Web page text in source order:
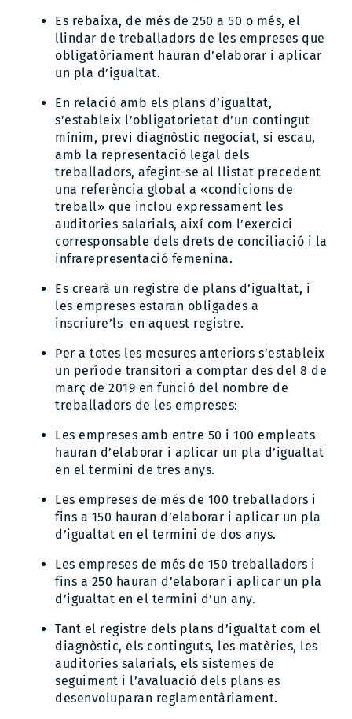
Es rebaixa, de més de 250 a 50 o més, el
llindar de treballadors de les empreses que
obligatòriament hauran d’elaborar i aplicar
un pla d’igualtat.
En relació amb els plans d’igualtat,
s’estableix l’obligatorietat d’un contingut
mínim, previ diagnòstic negociat, si escau,
amb la representació legal dels
treballadors, afegint-se al llistat precedent
una referència global a «condicions de
treball» que inclou expressament les
auditories salarials, així com l’exercici
corresponsable dels drets de conciliació i la
infrarepresentació femenina.
Es crearà un registre de plans d’igualtat, i
les empreses estaran obligades a
inscriure’ls en aquest registre.
Per a totes les mesures anteriors s’estableix
un període transitori a comptar des del 8 de
març de 2019 en funció del nombre de
treballadors de les empreses:
Les empreses amb entre 50 i 100 empleats
hauran d’elaborar i aplicar un pla d’igualtat
en el termini de tres anys.
Les empreses de més de 100 treballadors i
fins a 150 hauran d’elaborar i aplicar un pla
d’igualtat en el termini de dos anys.
Les empreses de més de 150 treballadors i
fins a 250 hauran d’elaborar i aplicar un pla
d’igualtat en el termini d’un any.
Tant el registre dels plans d’igualtat com el
diagnòstic, els continguts, les matèries, les
auditories salarials, els sistemes de
seguiment i l’avaluació dels plans es
desenvoluparan reglamentàriament.